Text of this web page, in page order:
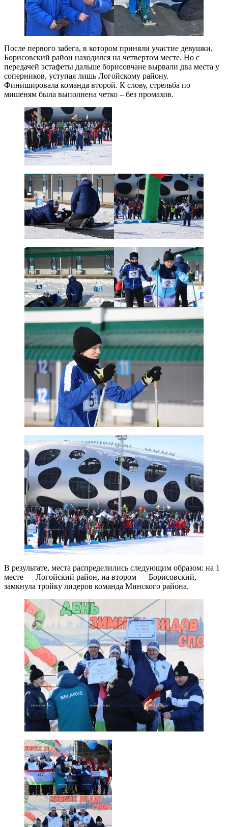
После первого забега, в котором приняли участие девушки,
Борисовский район находился на четвертом месте. Но с
передачей эстафеты дальше борисовчане вырвали два места у
соперников, уступая лишь Логойскому району.
Финишировала команда второй. К слову, стрельба по
мишеням была выполнена четко – без промахов.
В результате, места распределились следующим образом: на 1
месте — Логойский район, на втором — Борисовский,
замкнула тройку лидеров команда Минского района.